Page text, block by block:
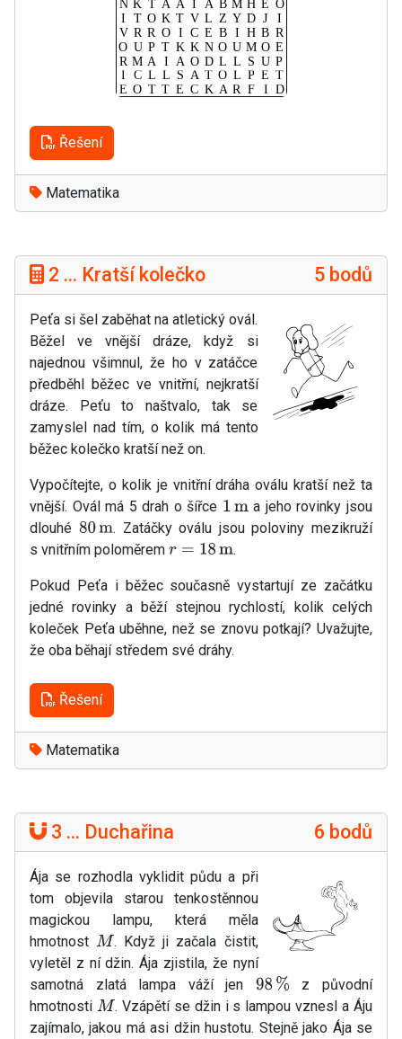
Řešení
Matematika
2 ... Kratší kolečko 5 bodů
Peťa si šel zaběhat na atletický ovál.
Běžel ve vnější dráze, když si
najednou všimnul, že ho v zatáčce
předběhl běžec ve vnitřní, nejkratší
dráze. Peťu to naštvalo, tak se
zamyslel nad tím, o kolik má tento
běžec kolečko kratší než on.
Vypočítejte, o kolik je vnitřní dráha oválu kratší než ta
vnější. Ovál má 5 drah o šířce 1 m
a jeho rovinky jsou
dlouhé 80m . Zatáčky oválu jsou poloviny mezikruží
s vnitřním poloměrem r= 18 m .
Pokud Peťa i běžec současně vystartují ze začátku
jedné rovinky a běží stejnou rychlostí, kolik celých
koleček Peťa uběhne, než se znovu potkají? Uvažujte,
že oba běhají středem své dráhy.
Řešení
Matematika
3 ... Duchařina 6 bodů
Ája se rozhodla vyklidit půdu a při
tom objevila starou tenkostěnnou
magickou lampu, která měla
hmotnost M . Když ji začala čistit,
vyletěl z ní džin. Ája zjistila, že nyní
samotná zlatá lampa váží jen 98%
z původní
hmotnosti M . Vzápětí se džin i s lampou vznesl a Áju
zajímalo, jakou má asi džin hustotu. Stejně jako Ája se